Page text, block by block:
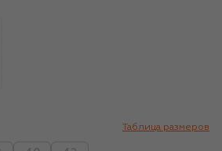
Таблица размеров